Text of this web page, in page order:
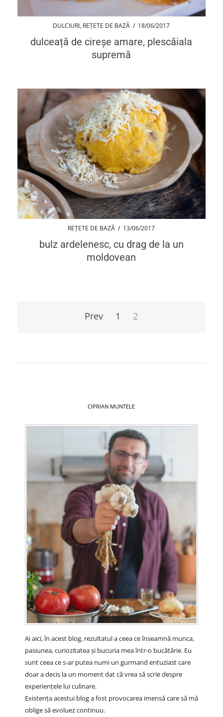
DULCIURI, REȚETE DE BAZĂ / 18/06/2017
dulceață de cireșe amare, plescăiala
supremă
REȚETE DE BAZĂ / 13/06/2017
bulz ardelenesc, cu drag de la un
moldovean
Prev 1 2
CIPRIAN MUNTELE
Ai aici, în acest blog, rezultatul a ceea ce înseamnă munca,
pasiunea, curiozitatea și bucuria mea într-o bucătărie. Eu
sunt ceea ce s-ar putea numi un gurmand entuziast care
doar a decis la un moment dat că vrea să scrie despre
experiențele lui culinare.
Existența acestui blog a fost provocarea imensă care să mă
oblige să evoluez continuu.